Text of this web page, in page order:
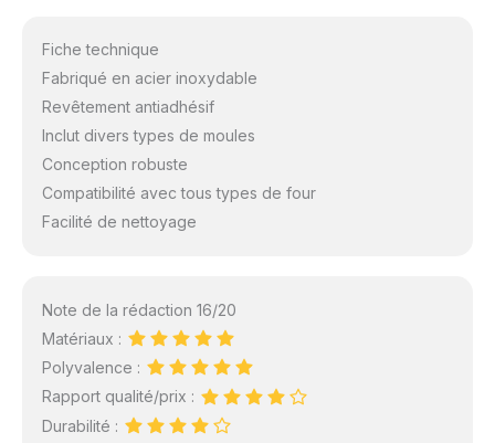
Fiche technique
Fabriqué en acier inoxydable
Revêtement antiadhésif
Inclut divers types de moules
Conception robuste
Compatibilité avec tous types de four
Facilité de nettoyage
Note de la rédaction 16/20
Matériaux :
Polyvalence :
Rapport qualité/prix :
Durabilité :